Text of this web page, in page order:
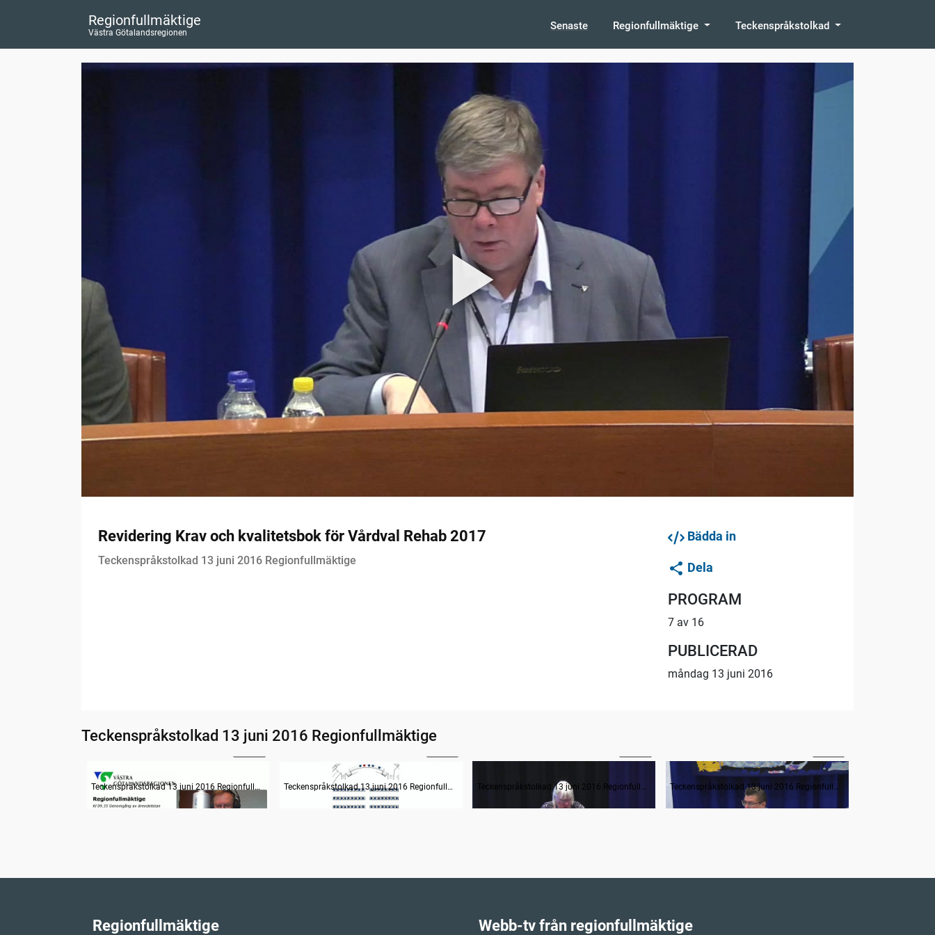
Regionfullmäktige
Västra Götalandsregionen
Senaste Regionfullmäktige Teckenspråkstolkad
Revidering Krav och kvalitetsbok för Vårdval Rehab 2017
Teckenspråkstolkad 13 juni 2016 Regionfullmäktige
Bädda in
Dela
PROGRAM
7 av 16
PUBLICERAD
måndag 13 juni 2016
Teckenspråkstolkad 13 juni 2016 Regionfullmäktige
Information om dagens ärenden
Teckenspråkstolkad 13 juni 2016 Regionfullmäktige Teckenspråkstolkad 13 juni 2016 Regionfullmäktige Teckenspråkstolkad 13 juni 2016 Regionfullmäktige
Programdirektiv för 3R och upphandling av kärnsystem
Teckenspråkstolkad 13 juni 2016 Regionfullmäktige
Regionfullmäktige Webb-tv från regionfullmäktige